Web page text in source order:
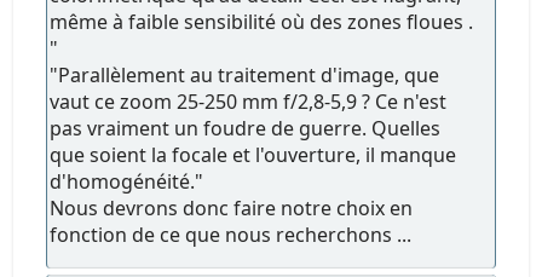
même à faible sensibilité où des zones floues .
"
"Parallèlement au traitement d'image, que
vaut ce zoom 25-250 mm f/2,8-5,9 ? Ce n'est
pas vraiment un foudre de guerre. Quelles
que soient la focale et l'ouverture, il manque
d'homogénéité."
Nous devrons donc faire notre choix en
fonction de ce que nous recherchons ...